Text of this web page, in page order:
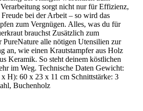
sorgt nicht nur für Effizienz,
bei der Arbeit – so wird das
zum Vergnügen. Alles, was du für
brauchst Zusätzlich zum
PureNature alle nötigen Utensilien zur
an, wie einen Krautstampfer aus Holz
Keramik. So steht deinem köstlichen
im Weg. Technische Daten Gewicht:
H): 60 x 23 x 11 cm Schnittstärke: 3
Buchenholz